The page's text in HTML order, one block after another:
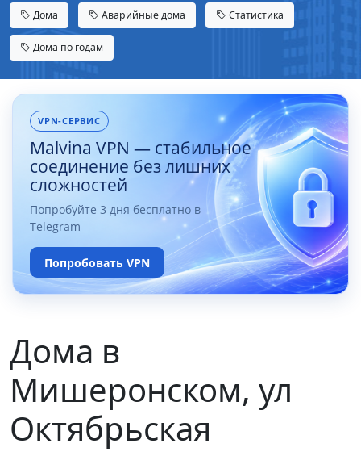
Дома Аварийные дома Статистика
Дома по годам
VPN-СЕРВИС
Malvina VPN — стабильное
соединение без лишних
сложностей
Попробуйте 3 дня бесплатно в
Telegram
Попробовать VPN
Дома в
Мишеронском, ул
Октябрьская